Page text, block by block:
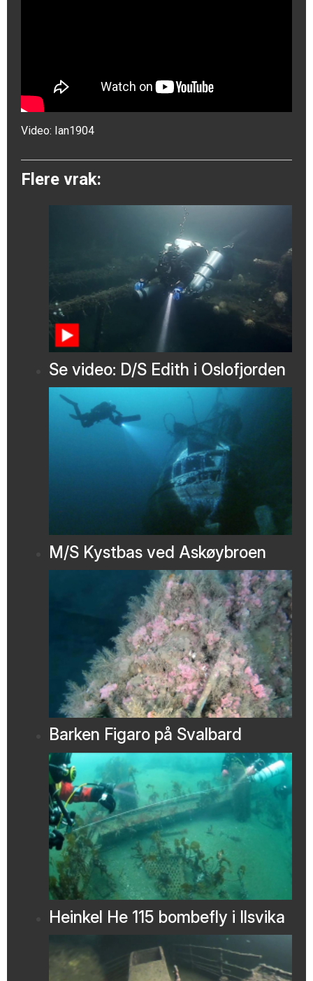
Video: Ian1904
Flere vrak:
Se video: D/S Edith i Oslofjorden
M/S Kystbas ved Askøybroen
Barken Figaro på Svalbard
Heinkel He 115 bombefly i Ilsvika